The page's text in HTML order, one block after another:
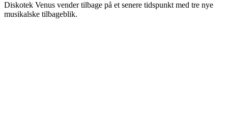
Diskotek Venus vender tilbage på et senere tidspunkt med tre nye
musikalske tilbageblik.